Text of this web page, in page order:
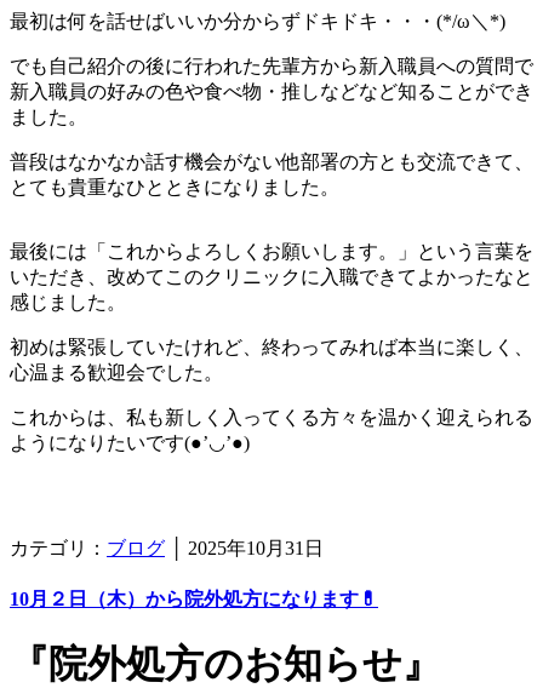
最初は何を話せばいいか分からずドキドキ・・・(*/ω＼*)
でも自己紹介の後に行われた先輩方から新入職員への質問で
新入職員の好みの色や食べ物・推しなどなど知ることができ
ました。
普段はなかなか話す機会がない他部署の方とも交流できて、
とても貴重なひとときになりました。
最後には「これからよろしくお願いします。」という言葉を
いただき、改めてこのクリニックに入職できてよかったなと
感じました。
初めは緊張していたけれど、終わってみれば本当に楽しく、
心温まる歓迎会でした。
これからは、私も新しく入ってくる方々を温かく迎えられる
ようになりたいです(●’◡’●)
カテゴリ： ブログ 2025年10月31日
10月２日（木）から院外処方になります💊
『院外処方のお知らせ』